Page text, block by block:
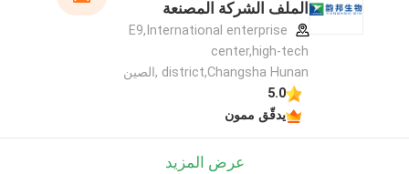
الملف الشركة المصنعة
E9,International enterprise
center,high-tech
district,Changsha Hunan ,الصين
5.0
يدقّق ممون
عرض المزيد